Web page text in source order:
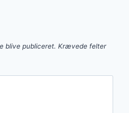
blive publiceret. Krævede felter